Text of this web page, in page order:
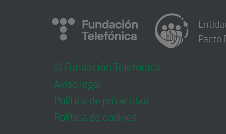
© Fundación Telefónica
Aviso legal
Política de privacidad
Política de cookies
Pacto